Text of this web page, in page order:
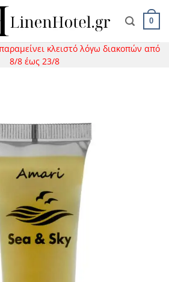
0
κλειστό λόγω διακοπών από
8/8 έως 23/8